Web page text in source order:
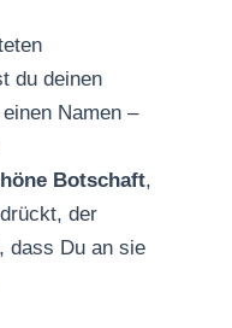
du deinen
Namen –
Botschaft,
der
dass Du an sie